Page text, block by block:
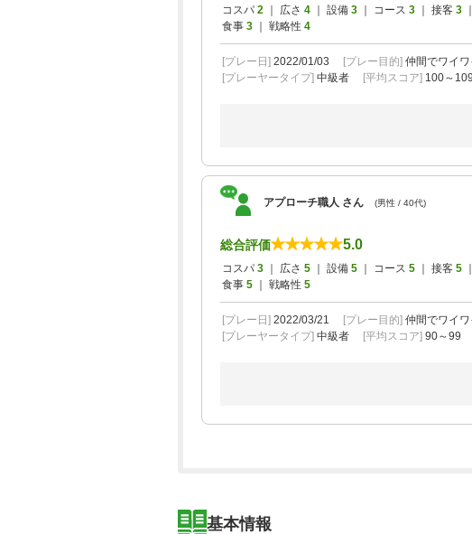
コスパ 2 ｜ 広さ 4 ｜ 設備 3 ｜ コース 3 ｜ 接客 3
食事 3 ｜ 戦略性 4
[プレー日] 2022/01/03 [プレー目的] 仲間でワイワ
[プレーヤータイプ] 中級者 [平均スコア] 100～109
アプローチ職人 さん (男性 / 40代)
総合評価 5.0
コスパ 3 ｜ 広さ 5 ｜ 設備 5 ｜ コース 5 ｜ 接客 5
食事 5 ｜ 戦略性 5
[プレー日] 2022/03/21 [プレー目的] 仲間でワイワ
[プレーヤータイプ] 中級者 [平均スコア] 90～99
基本情報